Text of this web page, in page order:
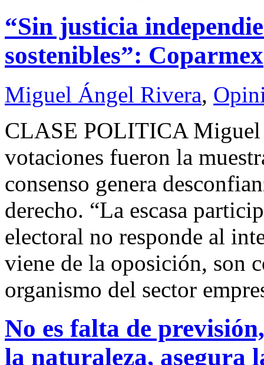
“Sin justicia
sostenibles”: Coparmex
Miguel Ángel Rivera,
CLASE POLITICA
votaciones fueron la
consenso genera
derecho. “La escasa
electoral no responde al
viene de la oposición, son
organismo del sector
No es falta de
la naturaleza, asegura